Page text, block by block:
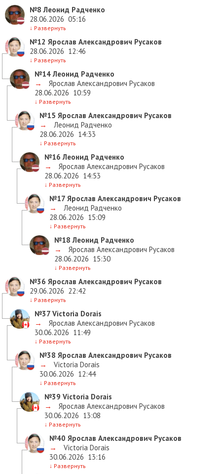
№8 Леонид Радченко
28.06.2026 05:16
↓ Развернуть
№12 Ярослав Александрович Русаков
28.06.2026 12:46
↓ Развернуть
№14Леонид Радченко
→
Ярослав Александрович Русаков
28.06.2026 10:59
↓ Развернуть
№15 Ярослав Александрович Русаков
→
Леонид Радченко
28.06.2026 14:33
↓ Развернуть
№16 Леонид Радченко
→
Ярослав Александрович Русаков
28.06.2026 14:53
↓ Развернуть
№17 Ярослав Александрович Русаков
→
Леонид Радченко
28.06.2026 15:09
↓ Развернуть
№18 Леонид Радченко
→
Ярослав Александрович Русаков
28.06.2026 15:30
↓ Развернуть
№36 Ярослав Александрович Русаков
29.06.2026 22:42
↓ Развернуть
№37 Victoria Dorais
→
Ярослав Александрович Русаков
30.06.2026 11:49
↓ Развернуть
№38 Ярослав Александрович Русаков
→
Victoria Dorais
30.06.2026 12:44
↓ Развернуть
№39 Victoria Dorais
→
Ярослав Александрович Русаков
30.06.2026 13:08
↓ Развернуть
№40 Ярослав Александрович Русаков
→
Victoria Dorais
30.06.2026 13:16
↓ Развернуть